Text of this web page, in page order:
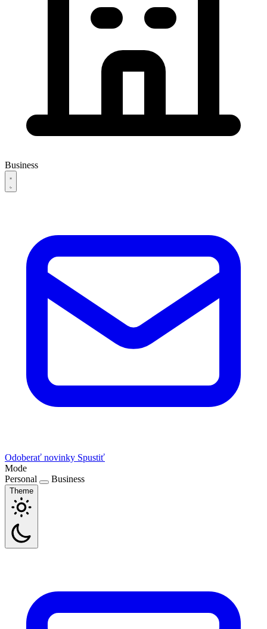
Business
Odoberať novinky Spustiť
Mode
Personal
Business
Theme